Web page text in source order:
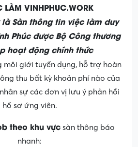
LÀM VINHPHUC.WORK
là Sàn thông tin việc làm duy
Phúc được Bộ Công thương
hoạt động chính thức
môi giới tuyển dụng, hỗ trợ hoàn
thu bất kỳ khoản phí nào của
sự các đơn vị lưu ý phản hồi
hồ sơ ứng viên.
theo khu vựcsàn thông báo
nhanh: